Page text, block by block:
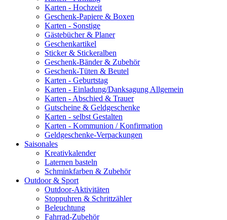
Karten - Hochzeit
Geschenk-Papiere & Boxen
Karten - Sonstige
Gästebücher & Planer
Geschenkartikel
Sticker & Stickeralben
Geschenk-Bänder & Zubehör
Geschenk-Tüten & Beutel
Karten - Geburtstag
Karten - Einladung/Danksagung Allgemein
Karten - Abschied & Trauer
Gutscheine & Geldgeschenke
Karten - selbst Gestalten
Karten - Kommunion / Konfirmation
Geldgeschenke-Verpackungen
Saisonales
Kreativkalender
Laternen basteln
Schminkfarben & Zubehör
Outdoor & Sport
Outdoor-Aktivitäten
Stoppuhren & Schrittzähler
Beleuchtung
Fahrrad-Zubehör